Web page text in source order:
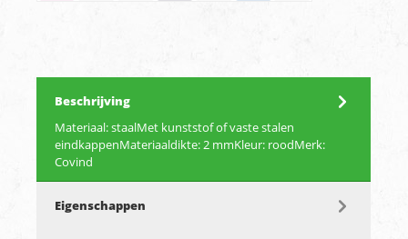
Beschrijving
Materiaal: staalMet kunststof of vaste stalen
eindkappenMateriaaldikte: 2 mmKleur: roodMerk:
Covind
Eigenschappen